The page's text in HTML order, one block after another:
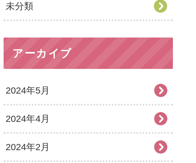
未分類
アーカイブ
2024年5月
2024年4月
2024年2月